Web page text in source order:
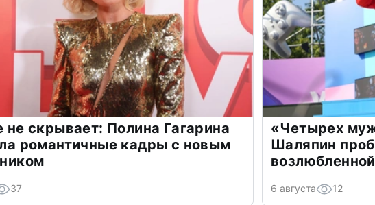
не скрывает: Полина Гагарина
романтичные кадры с новым
37
«Четырех
Шаляпин
возлюбленной
6 августа 12